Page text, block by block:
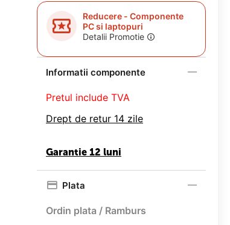
Reducere - Componente
PC si laptopuri
Detalii Promotie
Informatii componente
Pretul include TVA
Drept de retur 14 zile
Garantie 12 luni
Plata
Ordin plata / Ramburs